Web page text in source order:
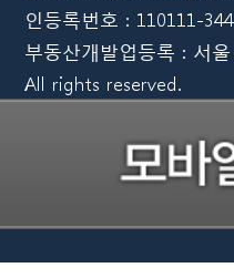
인등록번호 : 110111-
부동산개발업등록 : 서
All rights reserved.